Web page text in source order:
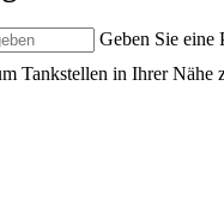
Geben Sie eine
Tankstellen in Ihrer Nähe